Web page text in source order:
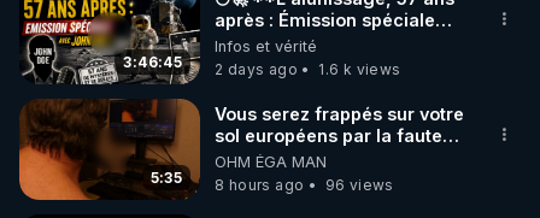
3:46:45
après : Émission spéciale
avec John Doe !** 👨 🚀✨
Infos et vérité
2 days ago
1.6 k views
5:35
Vous serez frappés sur votre
sol européens par la faute
des dirigeants qui s'en
mettent dans le nez
OHM ÉGA MAN
8 hours ago
96 views